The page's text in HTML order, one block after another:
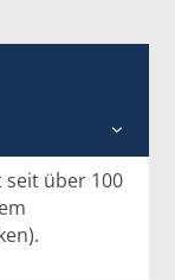
seit über 100